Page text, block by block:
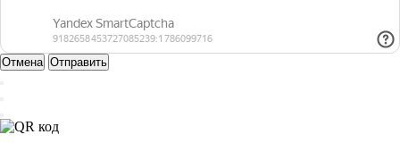
Отмена Отправить